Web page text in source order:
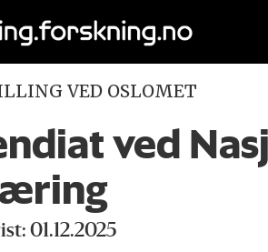
VED OSLOMET
ved
01.12.2025